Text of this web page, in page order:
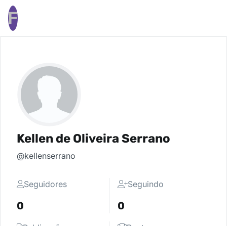
F
Kellen de Oliveira Serrano
@kellenserrano
Seguidores
0
Seguindo
0